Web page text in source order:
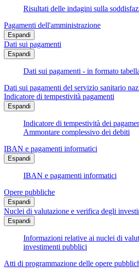
Risultati delle indagini sulla
Pagamenti dell'amministrazione
Espandi
Dati sui pagamenti
Espandi
Dati sui pagamenti - in formato
Dati sui pagamenti del servizio sanitario
Indicatore di tempestività pagamenti
Espandi
Indicatore di tempestività dei
Ammontare complessivo dei debiti
IBAN e pagamenti informatici
Espandi
IBAN e pagamenti informatici
Opere pubbliche
Espandi
Nuclei di valutazione e verifica degli
Espandi
Informazioni relative ai nuclei di
investimenti pubblici
Atti di programmazione delle opere